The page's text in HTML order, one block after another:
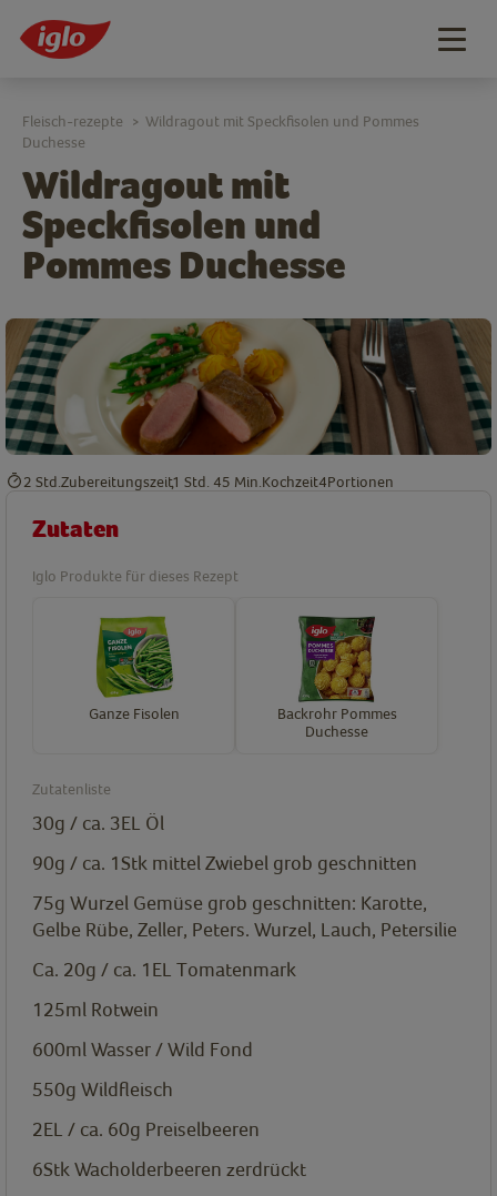
Wildragout mit
Speckfisolen und
Pommes Duchesse
Fleisch-rezepte > Wildragout mit Speckfisolen und Pommes
Duchesse
2 Std. Zubereitungszeit1 Std. 45 Min. Kochzeit4Portionen
Zutaten
Iglo Produkte für dieses Rezept
Ganze Fisolen
Backrohr Pommes
Duchesse
Zutatenliste
30g / ca. 3EL Öl
90g / ca. 1Stk mittel Zwiebel grob geschnitten
75g Wurzel Gemüse grob geschnitten: Karotte,
Gelbe Rübe, Zeller, Peters. Wurzel, Lauch, Petersilie
Ca. 20g / ca. 1EL Tomatenmark
125ml Rotwein
600ml Wasser / Wild Fond
550g Wildfleisch
2EL / ca. 60g Preiselbeeren
6Stk Wacholderbeeren zerdrückt